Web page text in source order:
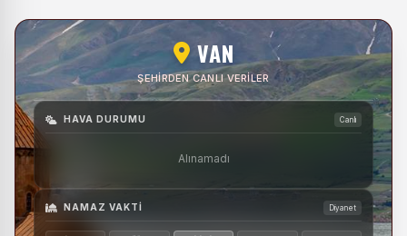
VAN
ŞEHIRDEN CANLI VERILER
HAVA DURUMU Canlı
Alınamadı
NAMAZ VAKTI Diyanet